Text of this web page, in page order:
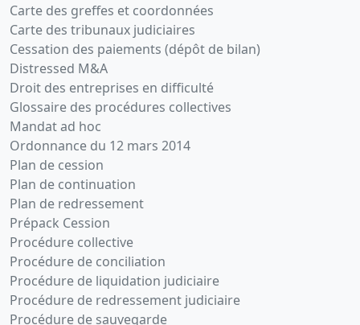
Carte des greffes et coordonnées
Carte des tribunaux judiciaires
Cessation des paiements (dépôt de bilan)
Distressed M&A
Droit des entreprises en difficulté
Glossaire des procédures collectives
Mandat ad hoc
Ordonnance du 12 mars 2014
Plan de cession
Plan de continuation
Plan de redressement
Prépack Cession
Procédure collective
Procédure de conciliation
Procédure de liquidation judiciaire
Procédure de redressement judiciaire
Procédure de sauvegarde